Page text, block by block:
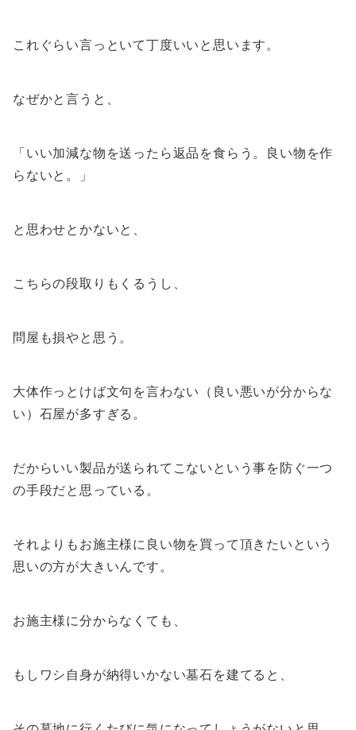
これぐらい言っといて丁度いいと思います。
なぜかと言うと、
「いい加減な物を送ったら返品を食らう。良い物を作
らないと。」
と思わせとかないと、
こちらの段取りもくるうし、
問屋も損やと思う。
大体作っとけば文句を言わない（良い悪いが分からな
い）石屋が多すぎる。
だからいい製品が送られてこないという事を防ぐ一つ
の手段だと思っている。
それよりもお施主様に良い物を買って頂きたいという
思いの方が大きいんです。
お施主様に分からなくても、
もしワシ自身が納得いかない墓石を建てると、